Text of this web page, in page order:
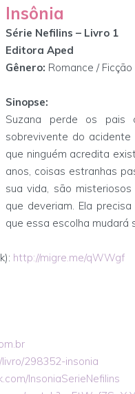
Insônia
Série Nefilins – Livro 1
Editora Aped
Gênero: Romance / Ficção
Sinopse:
Suzana perde os
sobrevivente do
que ninguém acredita
anos, coisas estranhas
sua vida, são
que deveriam. Ela
que essa escolha mudará
http://migre.me/qWWgf
298352-insonia
InsoniaSerieNefilins